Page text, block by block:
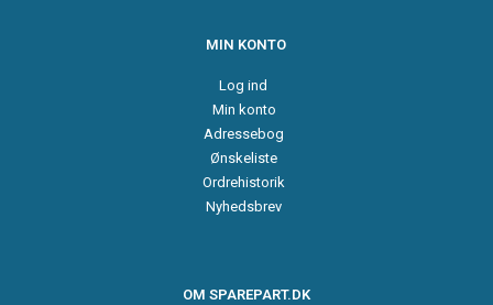
MIN KONTO
Log ind
Min konto
Adressebog
Ønskeliste
Ordrehistorik
Nyhedsbrev
OM SPAREPART.DK